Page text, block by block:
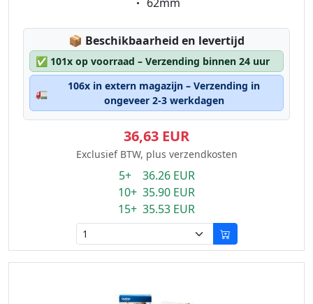
📦 Lagerstatus:
Beschikbaarheid en levertijd
✅ 101x op voorraad – Verzending binnen 24 uur
🚛
106x in extern magazijn – Verzending in
ongeveer 2-3 werkdagen
36,63 EUR
Exclusief BTW, plus verzendkosten
5+ 36.26 EUR
10+ 35.90 EUR
15+ 35.53 EUR